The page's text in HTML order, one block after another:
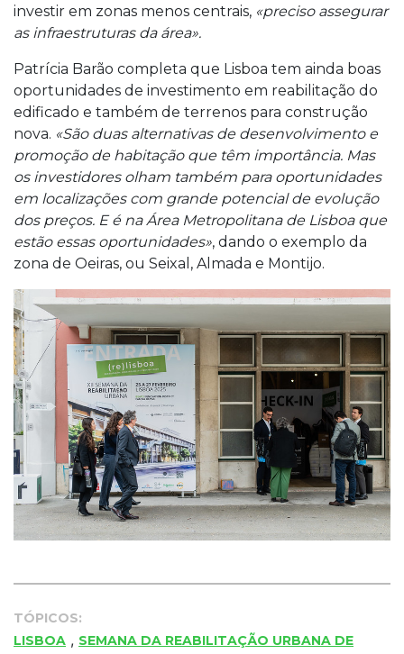
investir em zonas menos centrais, «preciso assegurar
as infraestruturas da área».
Patrícia Barão completa que Lisboa tem ainda boas
oportunidades de investimento em reabilitação do
edificado e também de terrenos para construção
nova. «São duas alternativas de desenvolvimento e
promoção de habitação que têm importância. Mas
os investidores olham também para oportunidades
em localizações com grande potencial de evolução
dos preços. E é na Área Metropolitana de Lisboa que
estão essas oportunidades», dando o exemplo da
zona de Oeiras, ou Seixal, Almada e Montijo.
TÓPICOS:
LISBOA , SEMANA DA REABILITAÇÃO URBANA DE